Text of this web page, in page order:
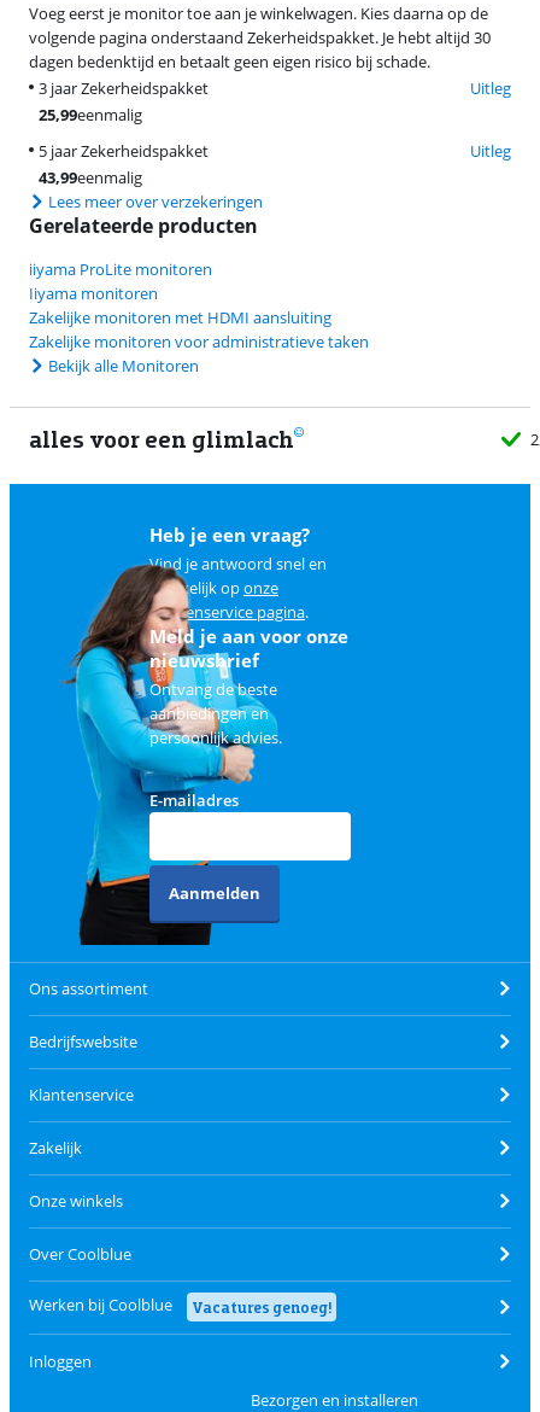
Voeg eerst je monitor toe aan je winkelwagen. Kies daarna op de
volgende pagina onderstaand Zekerheidspakket. Je hebt altijd 30
dagen bedenktijd en betaalt geen eigen risico bij schade.
3 jaar Zekerheidspakket
Uitleg
25,99eenmalig
5 jaar Zekerheidspakket
Uitleg
43,99eenmalig
Lees meer over verzekeringen
Gerelateerde producten
iiyama ProLite monitoren
Iiyama monitoren
Zakelijke monitoren met HDMI aansluiting
Zakelijke monitoren voor administratieve taken
Bekijk alle Monitoren
alles voor een glimlach
Heb je een vraag?
Vind je antwoord snel en
makkelijk oponze
klantenservice pagina.
Meld je aan voor onze
nieuwsbrief
Ontvang de beste
aanbiedingen en
persoonlijk advies.
E-mailadres
Aanmelden
Ons assortiment
Bedrijfswebsite
Klantenservice
Zakelijk
Onze winkels
Over Coolblue
Werken bij Coolblue Vacatures genoeg!
Inloggen
Bezorgen en installeren